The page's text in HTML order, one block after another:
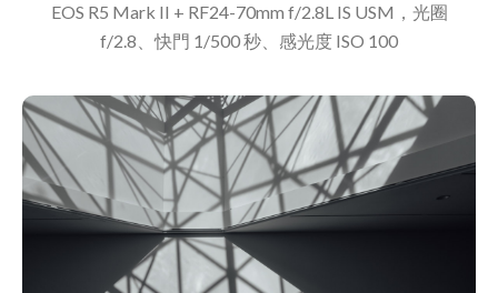
EOS R5 Mark II + RF24-70mm f/2.8L IS USM，光圈
f/2.8、快門 1/500 秒、感光度 ISO 100